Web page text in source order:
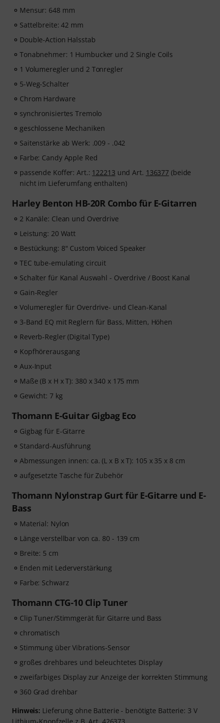
Mensur: 648 mm
Sattelbreite: 42 mm
Double-Action Halsstab
Tonabnehmer: 1 Humbucker und 2 Single Coils
1 Volumeregler und 2 Tonregler
5-Weg-Schalter
Chrom Hardware
synchronisiertes Tremolo
geschlossene Mechaniken
Saitenstärke ab Werk: .009 - .042
Farbe: Candy Apple Red
passende Koffer: Art.: 122213 und Art. 136377 (beide
nicht im Lieferumfang enthalten)
Harley Benton HB-20R Combo für E-Gitarren
2 Kanäle: Clean und Overdrive
Leistung: 20 Watt
Bestückung: 8" Custom Voiced Speaker
TEC tube-emulating circuit
Schalter für Kanal Auswahl - Overdrive / Boost Kanal
Gain-Regler
Volumeregler für Overdrive- und Clean-Kanal
3-Band EQ mit Reglern für Bass, Mitten, Höhen
Reverb-Regler (Digital Type)
Kopfhörerausgang
Aux-Input
Maße (B x H x T): 380 x 340 x 175 mm
Gewicht: 7 kg
Thomann E-Guitar Gigbag Eco
Gigbag für E-Gitarre
Standard-Ausführung
Abmessungen innen: ca. (L x B x T): 105 x 35 x 8 cm
aufgesetzte Tasche für Zubehör
Thomann Nylonstrap Gurt für E-Gitarre und E-
Bass
Material: Nylon
Länge verstellbar von ca. 80 - 139 cm
Breite: 5 cm
Enden mit Lederverstärkung
Farbe: Schwarz
Thomann CTG-10 Clip Tuner
Clip Tuner/Stimmgerät für Gitarre und Bass
chromatisch
Stimmung über Vibrations-Sensor
großes drehbares und beleuchtetes Display
zweifarbiges Display zur Anzeige der korrekten Stimmung
360 Grad drehbar
Hinweis: Lieferung ohne Batterie - benötigte Batterie: 3 V